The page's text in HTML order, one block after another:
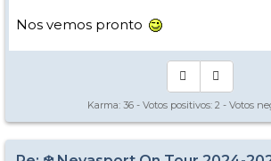
Nos vemos pronto
Karma: 36 - Votos positivos: 2 - Votos